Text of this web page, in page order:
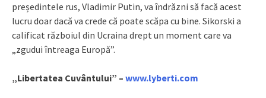
președintele rus, Vladimir Putin, va îndrăzni să facă acest
lucru doar dacă va crede că poate scăpa cu bine. Sikorski a
calificat războiul din Ucraina drept un moment care va
„zgudui întreaga Europă”.
„Libertatea Cuvântului” – www.lyberti.com